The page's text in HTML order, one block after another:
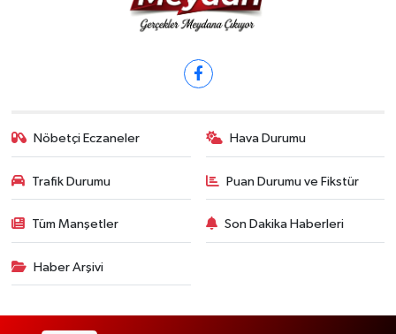
Nöbetçi Eczaneler Hava Durumu
Trafik Durumu Puan Durumu ve Fikstür
Tüm Manşetler Son Dakika Haberleri
Haber Arşivi